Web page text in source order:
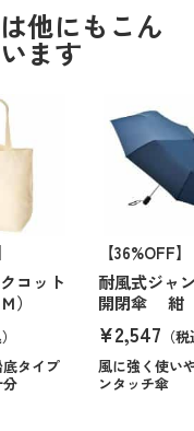
他にもこん
ます
コット
）
タイプ
分
【36%OFF】
耐風式ジャ
開閉傘
¥2,547 （
風に強く使い
ンタッチ傘